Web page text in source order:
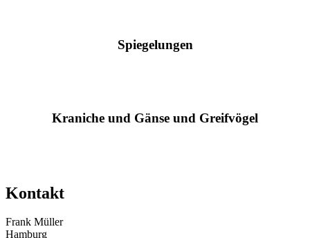
Spiegelungen
Kraniche und Gänse und Greifvögel
Kontakt
Frank Müller
Hamburg